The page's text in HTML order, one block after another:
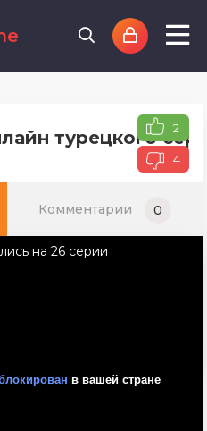
турецкого 2
4
Комментарии 0
на 26 серии